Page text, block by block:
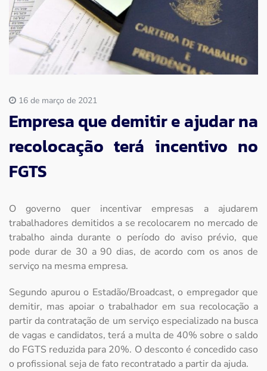
Imprensa
Contato
16 de março de 2021
Empresa que demitir e ajudar na
recolocação terá incentivo no
FGTS
O governo quer incentivar empresas a ajudarem
trabalhadores demitidos a se recolocarem no mercado de
trabalho ainda durante o período do aviso prévio, que
pode durar de 30 a 90 dias, de acordo com os anos de
serviço na mesma empresa.
Segundo apurou o Estadão/Broadcast, o empregador que
demitir, mas apoiar o trabalhador em sua recolocação a
partir da contratação de um serviço especializado na busca
de vagas e candidatos, terá a multa de 40% sobre o saldo
do FGTS reduzida para 20%. O desconto é concedido caso
o profissional seja de fato recontratado a partir da ajuda.